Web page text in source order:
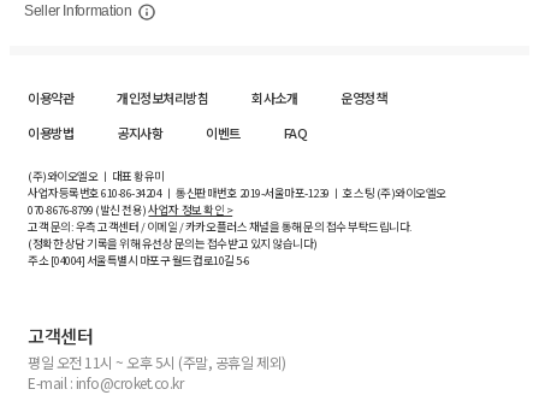
Seller Information
이용약관 개인정보처리방침 회사소개
운영정책
이용방법
공지사항 이벤트 FAQ
(주)와이오엘오 ㅣ 대표 황유미
사업자등록번호610-86-34204ㅣ 통신판매번호 2019-서울마포-1239 ㅣ 호스팅 (주)와이오엘오
070-8676-8799 (발신 전용)사업자 정보 확인 >
고객 문의: 우측 고객센터 / 이메일 / 카카오플러스 채널을 통해 문의 접수 부탁드립니다.
(정확한 상담 기록을 위해 유선상 문의는 접수받고 있지 않습니다)
주소 [04004] 서울특별시 마포구 월드컵로10길5-6
고객센터
평일 오전 11시 ~ 오후 5시 (주말, 공휴일 제외)
E-mail : info@croket.co.kr